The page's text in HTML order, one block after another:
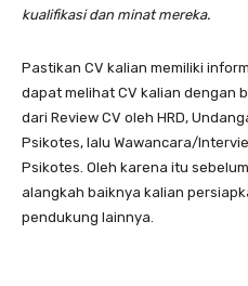
kualifikasi dan minat mereka.
Pastikan CV kalian memiliki
dapat melihat CV kalian dengan
dari Review CV oleh HRD,
Psikotes, lalu Wawancara/
Psikotes. Oleh karena itu
alangkah baiknya kalian
pendukung lainnya.